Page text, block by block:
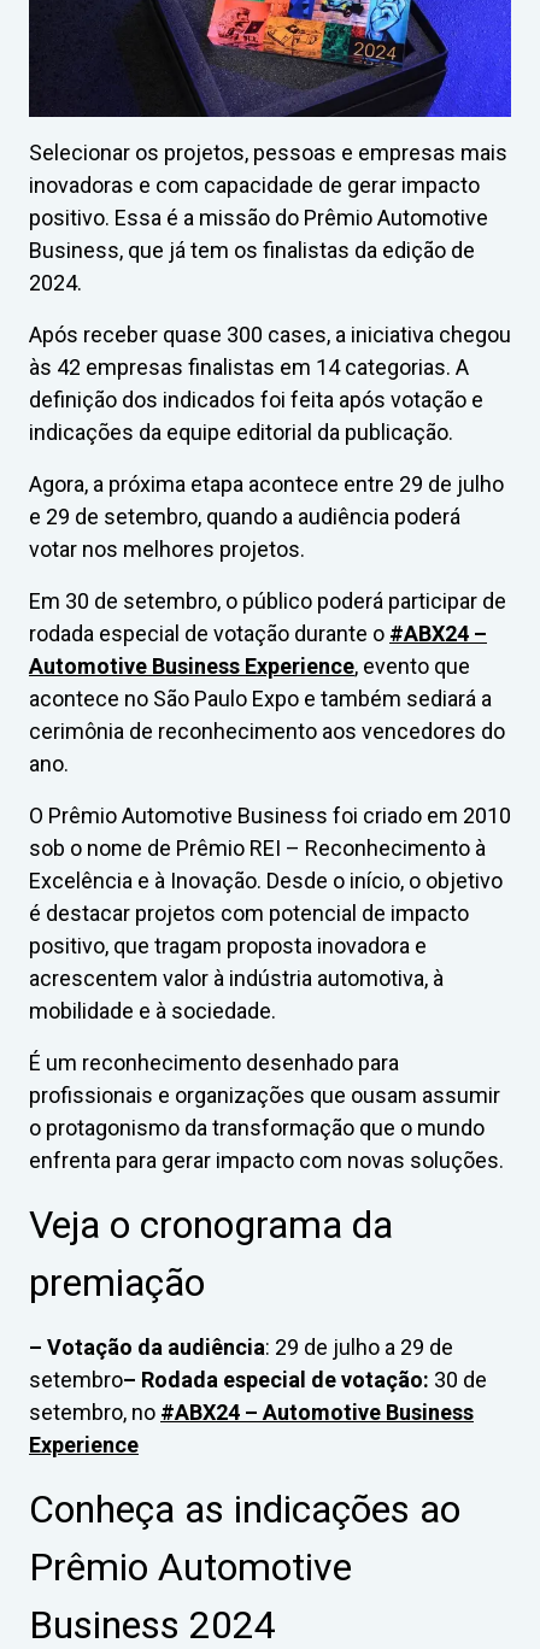
Selecionar os projetos, pessoas e empresas mais
inovadoras e com capacidade de gerar impacto
positivo. Essa é a missão do Prêmio Automotive
Business, que já tem os finalistas da edição de
2024.
Após receber quase 300 cases, a iniciativa chegou
às 42 empresas finalistas em 14 categorias. A
definição dos indicados foi feita após votação e
indicações da equipe editorial da publicação.
Agora, a próxima etapa acontece entre 29 de julho
e 29 de setembro, quando a audiência poderá
votar nos melhores projetos.
Em 30 de setembro, o público poderá participar de
rodada especial de votação durante o #ABX24 –
Automotive Business Experience, evento que
acontece no São Paulo Expo e também sediará a
cerimônia de reconhecimento aos vencedores do
ano.
O Prêmio Automotive Business foi criado em 2010
sob o nome de Prêmio REI – Reconhecimento à
Excelência e à Inovação. Desde o início, o objetivo
é destacar projetos com potencial de impacto
positivo, que tragam proposta inovadora e
acrescentem valor à indústria automotiva, à
mobilidade e à sociedade.
É um reconhecimento desenhado para
profissionais e organizações que ousam assumir
o protagonismo da transformação que o mundo
enfrenta para gerar impacto com novas soluções.
Veja o cronograma da
premiação
– Votação da audiência: 29 de julho a 29 de
setembro– Rodada especial de votação: 30 de
setembro, no #ABX24 – Automotive Business
Experience
Conheça as indicações ao
Prêmio Automotive
Business 2024